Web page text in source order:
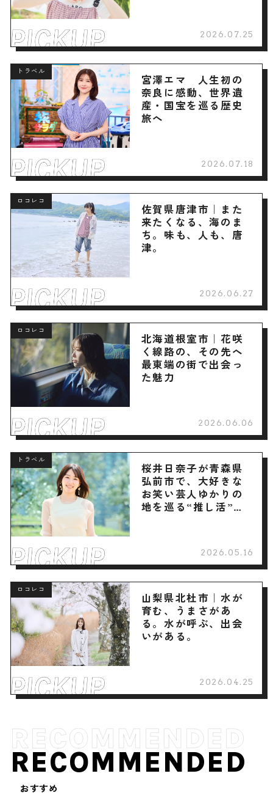
2026.07.25
トラベル
宮澤エマ 人生初の
奈良に感動、世界遺
産・国宝を巡る歴史
旅へ
2026.07.18
ロコレコ
佐賀県唐津市｜また
来たくなる、海のま
ち。味も、人も、唐
津。
2026.06.27
ロコレコ
北海道根室市｜花咲
く線路の、その先へ
最東端の街で出会っ
た魅力
2026.06.06
トラベル
桜井日奈子が青森県
弘前市で、大好きな
お笑い芸人ゆかりの
地を巡る“推し活”旅
2026.05.16
ロコレコ
山梨県北杜市｜水が
育む、うまさがあ
る。水が呼ぶ、出会
いがある。
2026.04.25
RECOMMENDED
おすすめ